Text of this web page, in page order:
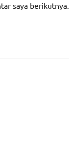
saya berikutnya.